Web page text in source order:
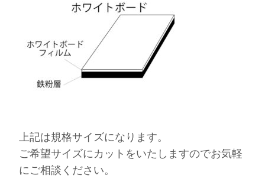
上記は規格サイズになります。
ご希望サイズにカットをいたしますのでお気軽
にご相談ください。